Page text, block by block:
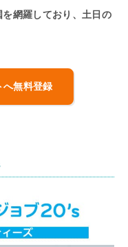
網羅しており、土日の
へ無料登録